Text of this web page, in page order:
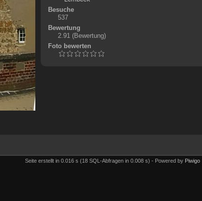
Besuche
537
Bewertung
2.91 (Bewertung)
Foto bewerten
Seite erstellt in 0.016 s (18 SQL-Abfragen in 0.008 s) - Powered by Piwigo